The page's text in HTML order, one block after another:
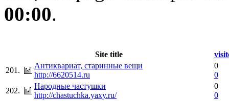
00:00.
Site title
201.
Антиквариат, старинные вещи
http://6620514.ru
0
0
202.
Народные частушки
http://chastuchka.yaxy.ru/
0
0